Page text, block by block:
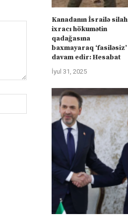
Kanadanın İsrailə silah
ixracı hökumətin
qadağasına
baxmayaraq ‘fasiləsiz’
davam edir: Hesabat
İyul 31, 2025